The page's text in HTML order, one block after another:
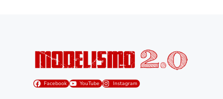
Facebook YouTube Instagram